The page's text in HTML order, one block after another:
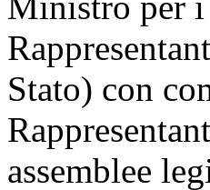
Stato) con
assemblee